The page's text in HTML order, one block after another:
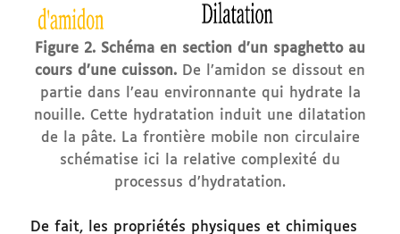
Figure 2. Schéma en section d’un spaghetto au
cours d’une cuisson. De l’amidon se dissout en
partie dans l’eau environnante qui hydrate la
nouille. Cette hydratation induit une dilatation
de la pâte. La frontière mobile non circulaire
schématise ici la relative complexité du
processus d’hydratation.
De fait, les propriétés physiques et chimiques